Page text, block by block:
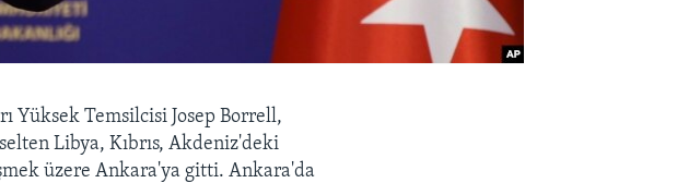
Yüksek Temsilcisi Josep Borrell,
Libya, Kıbrıs, Akdeniz'deki
üzere Ankara'ya gitti. Ankara'da